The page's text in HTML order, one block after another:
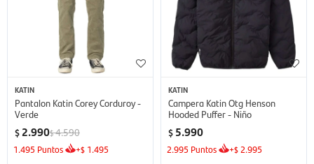
KATIN
Pantalon Katin Corey Corduroy -
Verde
$ 2.990$4.590
1.495 Puntos +$ 1.495
KATIN
Campera Katin Otg Henson
Hooded Puffer - Niño
$ 5.990
2.995 Puntos +$ 2.995